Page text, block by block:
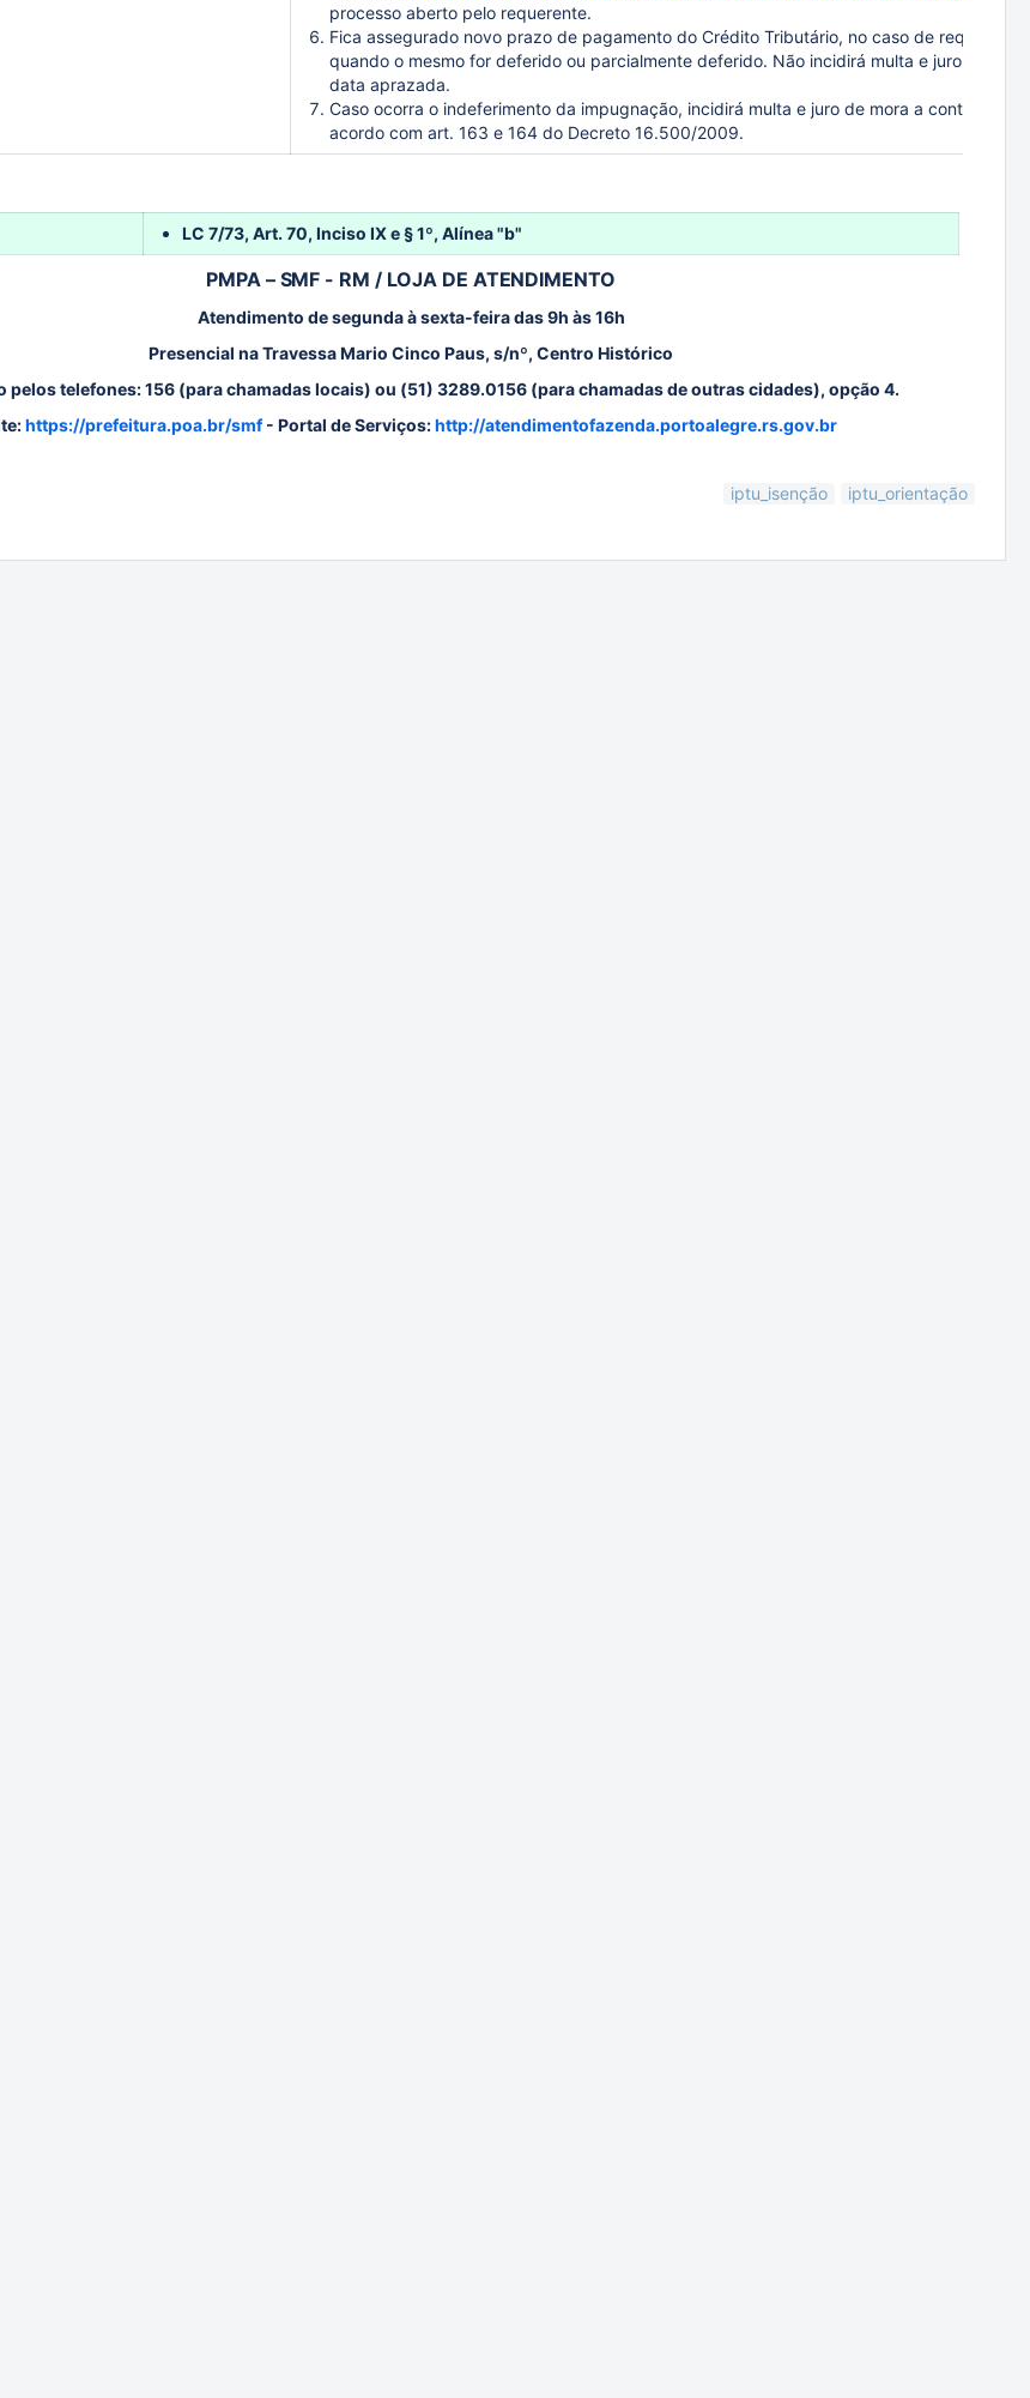
processo aberto pelo requerente.
Fica assegurado novo prazo de pagamento do Crédito Tributário, no caso de
quando o mesmo for deferido ou parcialmente deferido. Não incidirá multa e juro de
data aprazada.
Caso ocorra o indeferimento da impugnação, incidirá multa e juro de mora a contar da
acordo com art. 163 e 164 do Decreto 16.500/2009.
LC 7/73, Art. 70, Inciso IX e § 1º, Alínea "b"
PMPA – SMF - RM / LOJA DE ATENDIMENTO
Atendimento de segunda à sexta-feira das 9h às 16h
Presencial na Travessa Mario Cinco Paus, s/nº, Centro Histórico
pelos telefones: 156 (para chamadas locais) ou (51) 3289.0156 (para chamadas de outras cidades), opção 4.
https://prefeitura.poa.br/smf- Portal de Serviços:http://atendimentofazenda.portoalegre.rs.gov.br
iptu_isenção iptu_orientação